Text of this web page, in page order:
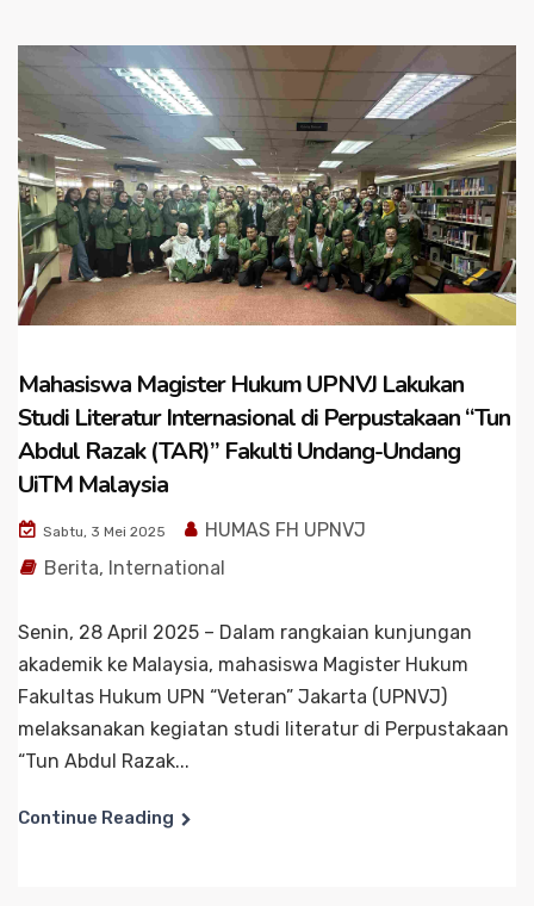
Mahasiswa Magister Hukum UPNVJ Lakukan
Studi Literatur Internasional di Perpustakaan “Tun
Abdul Razak (TAR)” Fakulti Undang-Undang
UiTM Malaysia
Sabtu, 3 Mei 2025
HUMAS FH UPNVJ
Berita, International
Senin, 28 April 2025 – Dalam rangkaian kunjungan
akademik ke Malaysia, mahasiswa Magister Hukum
Fakultas Hukum UPN “Veteran” Jakarta (UPNVJ)
melaksanakan kegiatan studi literatur di Perpustakaan
“Tun Abdul Razak...
Continue Reading